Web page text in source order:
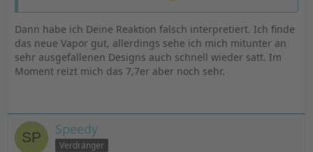
Dann habe ich Deine Reaktion falsch interpretiert. Ich finde
das neue Vapor gut, allerdings sehe ich mich mitunter an
sehr ausgefallenen Designs auch schnell wieder satt. Im
Moment reizt mich das 7,7er aber noch sehr.
Speedy
Verdränger